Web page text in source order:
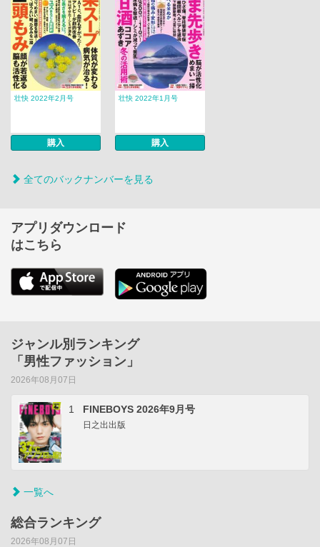
壮快 2022年2月号
購入
壮快 2022年1月号
購入
全てのバックナンバーを見る
アプリダウンロード
はこちら
ジャンル別ランキング
「男性ファッション」
2026年08月07日
1 FINEBOYS 2026年9月号
日之出出版
一覧へ
総合ランキング
2026年08月07日